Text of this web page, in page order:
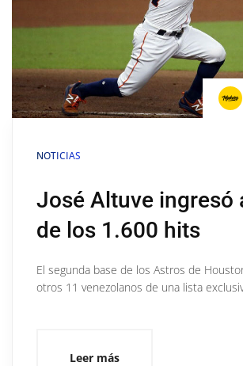
NOTICIAS
José Altuve ingresó
de los 1.600 hits
El segunda base de los Astros de
otros 11 venezolanos de una lista
Leer más